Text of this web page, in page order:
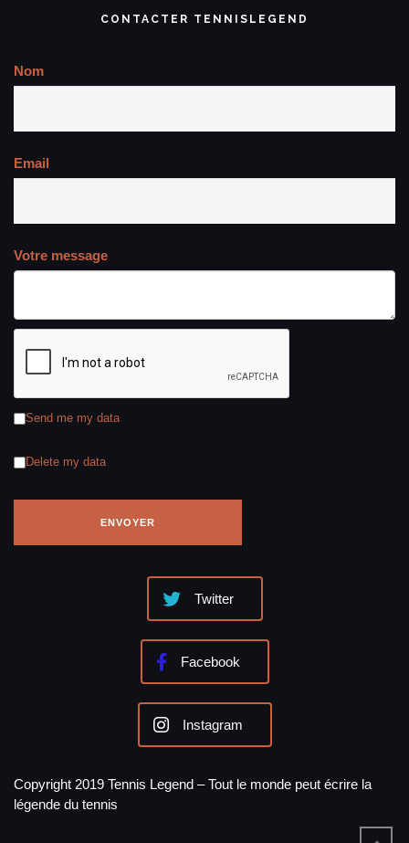
CONTACTER TENNISLEGEND
Nom
Email
Votre message
Send me my data
Delete my data
Twitter
Facebook
Instagram
Copyright 2019 Tennis Legend – Tout le monde peut écrire la
légende du tennis